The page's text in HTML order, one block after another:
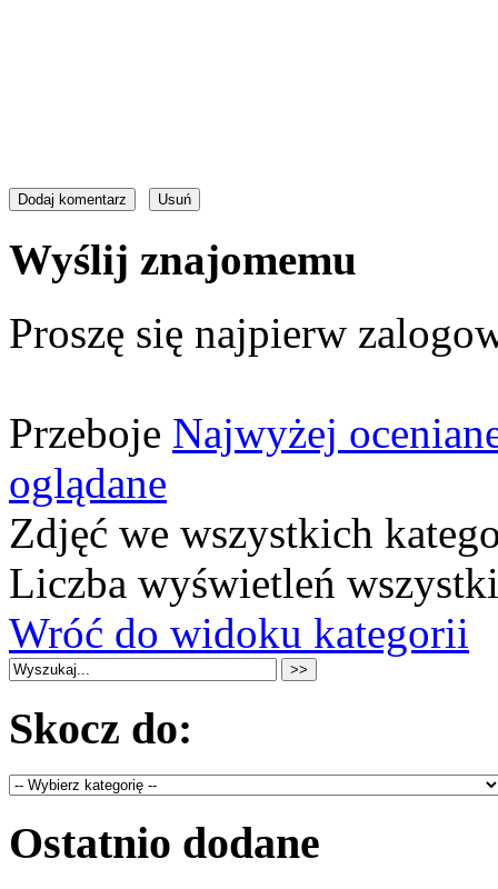
Wyślij znajomemu
Proszę się najpierw
Przeboje Najwyżej
oglądane
Zdjęć we wszystkich
Liczba wyświetleń
Wróć do widoku kategorii
Skocz do:
Ostatnio dodane